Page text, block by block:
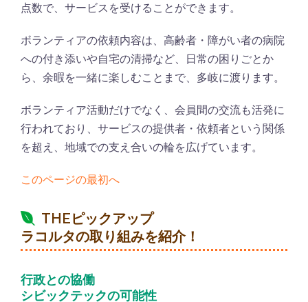
点数で、サービスを受けることができます。
ボランティアの依頼内容は、高齢者・障がい者の病院
への付き添いや自宅の清掃など、日常の困りごとか
ら、余暇を一緒に楽しむことまで、多岐に渡ります。
ボランティア活動だけでなく、会員間の交流も活発に
行われており、サービスの提供者・依頼者という関係
を超え、地域での支え合いの輪を広げています。
このページの最初へ
THEピックアップ
ラコルタの取り組みを紹介！
行政との協働
シビックテックの可能性